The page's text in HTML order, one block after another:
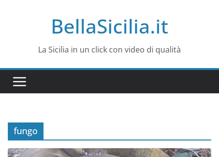
BellaSicilia.it
La Sicilia in un click con video di qualità
fungo